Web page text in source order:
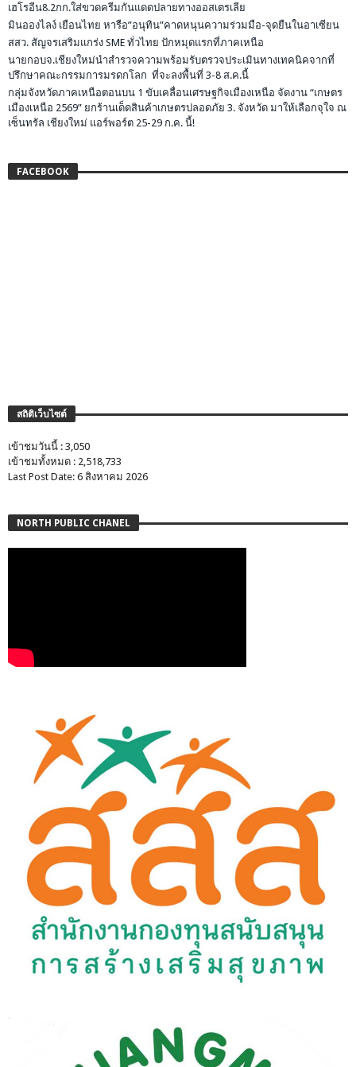
เฮโรอีน8.2กก.ใส่ขวดครีมกันแดดปลายทางออสเตรเลีย
มินอองไลง์ เยือนไทย หารือ”อนุทิน”คาดหนุนความร่วมมือ-จุดยืนในอาเซียน
สสว. สัญจรเสริมแกร่ง SME ทั่วไทย ปักหมุดแรกที่ภาคเหนือ
นายกอบจ.เชียงใหม่นำสำรวจความพร้อมรับตรวจประเมินทางเทคนิคจากที่
ปรึกษาคณะกรรมการมรดกโลก ที่จะลงพื้นที่ 3-8 ส.ค.นี้
กลุ่มจังหวัดภาคเหนือตอนบน 1 ขับเคลื่อนเศรษฐกิจเมืองเหนือ จัดงาน “เกษตร
เมืองเหนือ 2569” ยกร้านเด็ดสินค้าเกษตรปลอดภัย 3. จังหวัด มาให้เลือกจุใจ ณ
เซ็นทรัล เชียงใหม่ แอร์พอร์ต 25-29 ก.ค. นี้!
FACEBOOK
สถิติเว็บไซต์
เข้าชมวันนี้ : 3,050
เข้าชมทั้งหมด : 2,518,733
Last Post Date: 6 สิงหาคม 2026
NORTH PUBLIC CHANEL